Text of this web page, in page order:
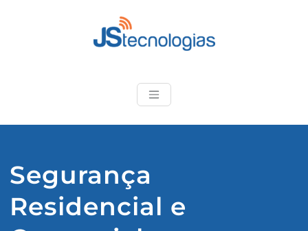
JStecnologias
Segurança
Residencial e